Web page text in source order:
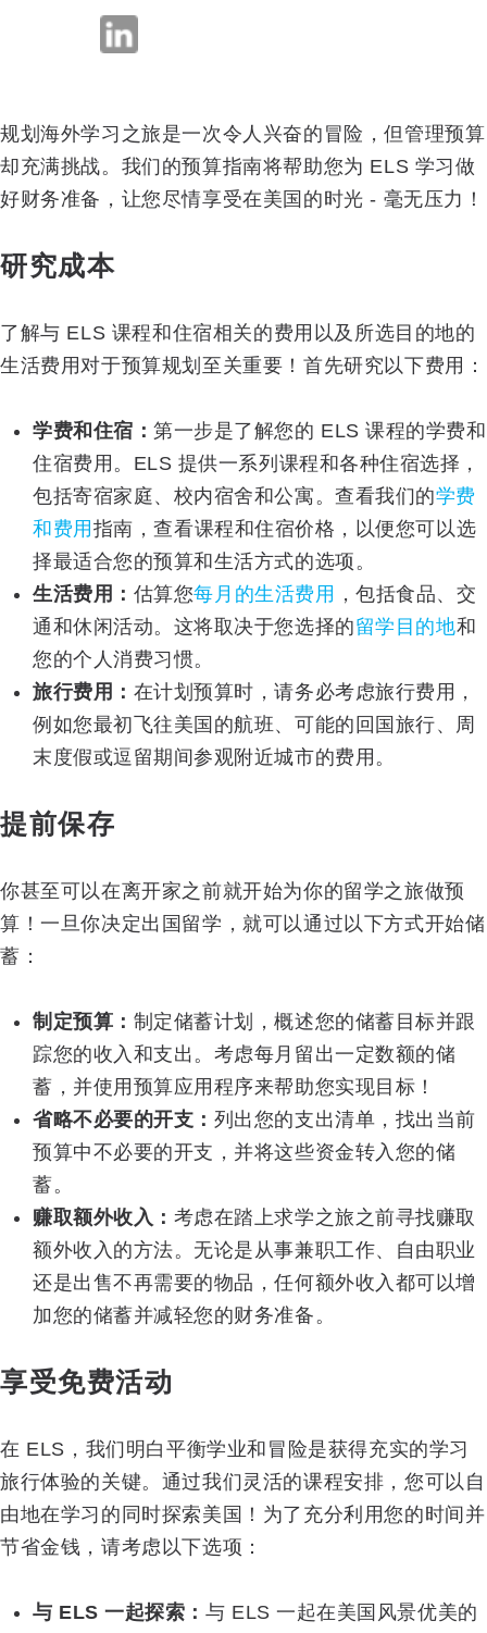
规划海外学习之旅是一次令人兴奋的冒险，但管理预算
却充满挑战。我们的预算指南将帮助您为 ELS 学习做
好财务准备，让您尽情享受在美国的时光 - 毫无压力！
研究成本
了解与 ELS 课程和住宿相关的费用以及所选目的地的
生活费用对于预算规划至关重要！首先研究以下费用：
学费和住宿：第一步是了解您的 ELS 课程的学费和
住宿费用。ELS 提供一系列课程和各种住宿选择，
包括寄宿家庭、校内宿舍和公寓。查看我们的学费
和费用 指南，查看课程和住宿价格，以便您可以选
择最适合您的预算和生活方式的选项。
生活费用： 估算您每月的生活费用 ，包括食品、交
通和休闲活动。这将取决于您选择的留学目的地和
您的个人消费习惯。
旅行费用： 在计划预算时，请务必考虑旅行费用，
例如您最初飞往美国的航班、可能的回国旅行、周
末度假或逗留期间参观附近城市的费用。
提前保存
你甚至可以在离开家之前就开始为你的留学之旅做预
算！一旦你决定出国留学，就可以通过以下方式开始储
蓄：
制定预算： 制定储蓄计划，概述您的储蓄目标并跟
踪您的收入和支出。考虑每月留出一定数额的储
蓄，并使用预算应用程序来帮助您实现目标！
省略不必要的开支： 列出您的支出清单，找出当前
预算中不必要的开支，并将这些资金转入您的储
蓄。
赚取额外收入： 考虑在踏上求学之旅之前寻找赚取
额外收入的方法。无论是从事兼职工作、自由职业
还是出售不再需要的物品，任何额外收入都可以增
加您的储蓄并减轻您的财务准备。
享受免费活动
在 ELS，我们明白平衡学业和冒险是获得充实的学习
旅行体验的关键。通过我们灵活的课程安排，您可以自
由地在学习的同时探索美国！为了充分利用您的时间并
节省金钱，请考虑以下选项：
与 ELS 一起探索： 与 ELS 一起在美国风景优美的